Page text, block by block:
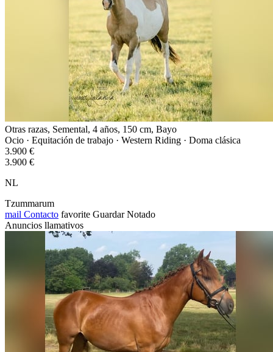
Otras razas, Semental, 4 años, 150 cm, Bayo
Ocio · Equitación de trabajo · Western Riding · Doma clásica
3.900 €
3.900 €
NL
Tzummarum
mail Contacto favorite Guardar Notado
Anuncios llamativos